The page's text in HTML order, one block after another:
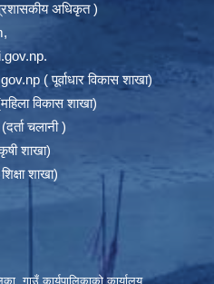
अधिकृत )
,
.
( पूर्वाधार विकास शाखा)
विकास शाखा)
(दर्ता चलानी )
शाखा)
शाखा)
गाउँ कार्यपालिकाको कार्यालय